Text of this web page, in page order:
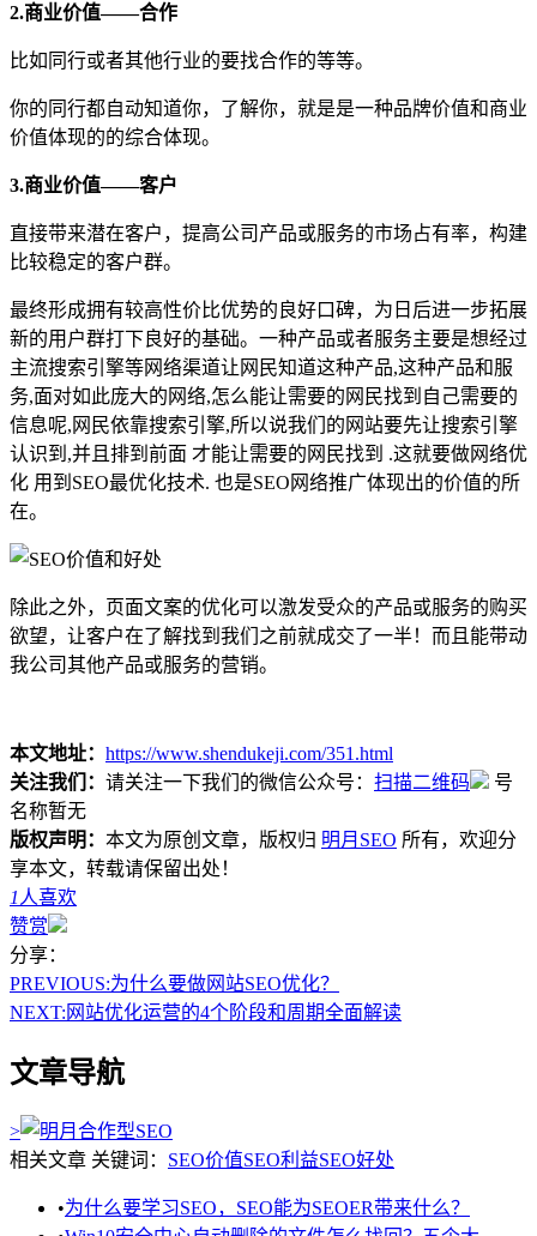
2.商业价值——合作
比如同行或者其他行业的要找合作的等等。
你的同行都自动知道你，了解你，就是是一种品牌价值和商业
价值体现的的综合体现。
3.商业价值——客户
直接带来潜在客户，提高公司产品或服务的市场占有率，构建
比较稳定的客户群。
最终形成拥有较高性价比优势的良好口碑，为日后进一步拓展
新的用户群打下良好的基础。一种产品或者服务主要是想经过
主流搜索引擎等网络渠道让网民知道这种产品,这种产品和服
务,面对如此庞大的网络,怎么能让需要的网民找到自己需要的
信息呢,网民依靠搜索引擎,所以说我们的网站要先让搜索引擎
认识到,并且排到前面 才能让需要的网民找到 .这就要做网络优
化 用到SEO最优化技术. 也是SEO网络推广体现出的价值的所
在。
除此之外，页面文案的优化可以激发受众的产品或服务的购买
欲望，让客户在了解找到我们之前就成交了一半！而且能带动
我公司其他产品或服务的营销。
本文地址： https://www.shendukeji.com/351.html
关注我们： 请关注一下我们的微信公众号： 扫描二维码
号
名称暂无
版权声明： 本文为原创文章，版权归 明月SEO 所有，欢迎分
享本文，转载请保留出处！
1 人喜欢
赞赏
分享：
PREVIOUS:为什么要做网站SEO优化？
NEXT: 网站优化运营的4个阶段和周期全面解读
文章导航
>
相关文章 关键词： SEO价值SEO利益SEO好处
•为什么要学习SEO，SEO能为SEOER带来什么？